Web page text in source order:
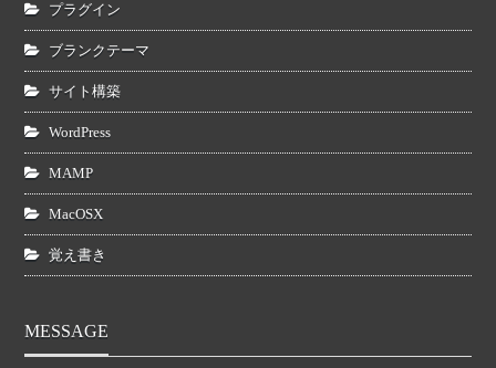
プラグイン
ブランクテーマ
サイト構築
WordPress
MAMP
MacOSX
覚え書き
MESSAGE